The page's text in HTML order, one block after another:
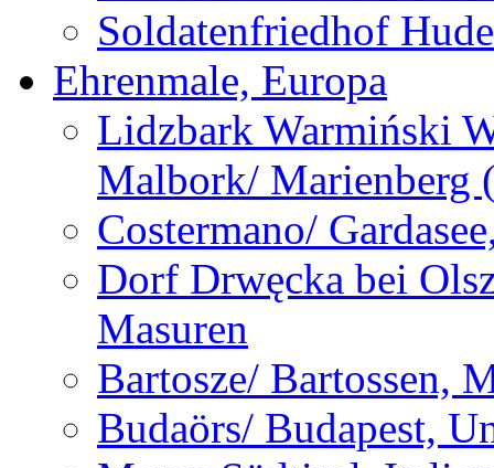
Soldatenfriedhof
Ehrenmale, Europa
Lidzbark Warmiński
Malbork/ Marienberg
Costermano/
Dorf Drwęcka bei
Masuren
Bartosze/ Bartossen,
Budaörs/ Budapest,